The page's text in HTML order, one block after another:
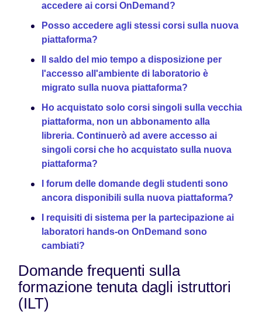
accedere ai corsi OnDemand?
Posso accedere agli stessi corsi sulla nuova
piattaforma?
Il saldo del mio tempo a disposizione per
l'accesso all'ambiente di laboratorio è
migrato sulla nuova piattaforma?
Ho acquistato solo corsi singoli sulla vecchia
piattaforma, non un abbonamento alla
libreria. Continuerò ad avere accesso ai
singoli corsi che ho acquistato sulla nuova
piattaforma?
I forum delle domande degli studenti sono
ancora disponibili sulla nuova piattaforma?
I requisiti di sistema per la partecipazione ai
laboratori hands-on OnDemand sono
cambiati?
Domande frequenti sulla
formazione tenuta dagli istruttori
(ILT)